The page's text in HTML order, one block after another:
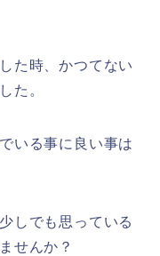
た時、かつてない
た。
いる事に良い事は
しでも思っている
せんか？